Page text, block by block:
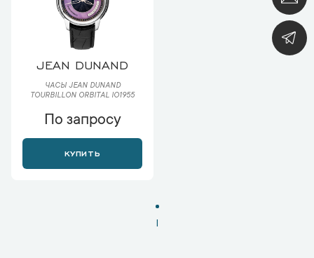
JEAN DUNAND
ЧАСЫ JEAN DUNAND
TOURBILLON ORBITAL IO1955
По запросу
КУПИТЬ
1